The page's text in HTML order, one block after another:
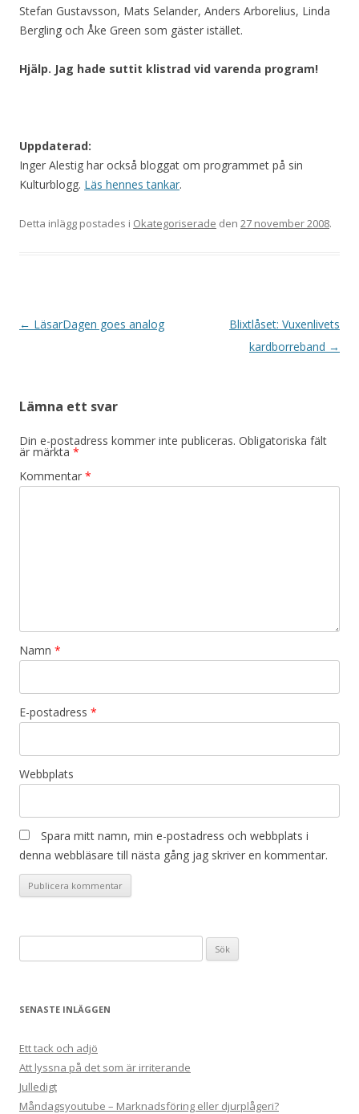
Stefan Gustavsson, Mats Selander, Anders Arborelius, Linda
Bergling och Åke Green som gäster istället.
Hjälp. Jag hade suttit klistrad vid varenda program!
Uppdaterad:
Inger Alestig har också bloggat om programmet på sin
Kulturblogg. Läs hennes tankar.
Detta inlägg postades i Okategoriserade den 27 november 2008.
Inläggsnavigering
← LäsarDagen goes analog
Blixtlåset: Vuxenlivets
kardborreband →
Lämna ett svar
Din e-postadress kommer inte publiceras. Obligatoriska fält
är märkta *
Kommentar *
Namn *
E-postadress *
Webbplats
Spara mitt namn, min e-postadress och webbplats i
denna webbläsare till nästa gång jag skriver en kommentar.
efter:
SENASTE INLÄGGEN
Ett tack och adjö
Att lyssna på det som är irriterande
Julledigt
Måndagsyoutube – Marknadsföring eller djurplågeri?